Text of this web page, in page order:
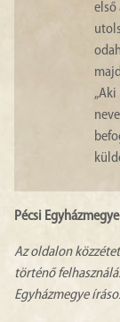
első
„Aki
Pécsi Egyházmegye
Az oldalon
történő
Egyházmegye